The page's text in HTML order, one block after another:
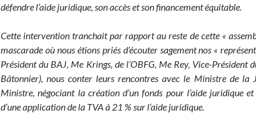
défendre l’aide juridique, son accès et son financement équitable.
Cette intervention tranchait par rapport au reste de cette «
mascarade où nous étions priés d’écouter sagement nos «
Président du BAJ, Me Krings, de l’OBFG, Me Rey, Vice-Président
Bâtonnier), nous conter leurs rencontres avec le Ministre de la
Ministre, négociant la création d’un fonds pour l’aide juridique
d’une application de la TVA à 21 % sur l’aide juridique.